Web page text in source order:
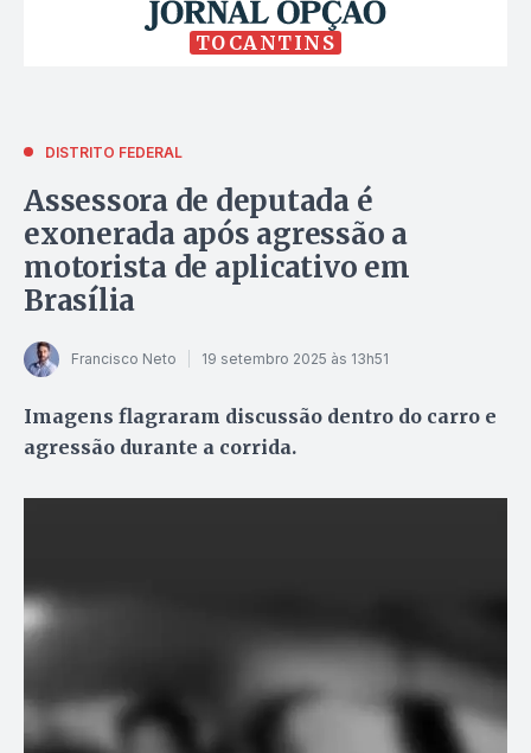
TOCANTINS
DISTRITO FEDERAL
Assessora de deputada é
exonerada após agressão a
motorista de aplicativo em
Brasília
Francisco Neto 19 setembro 2025 às 13h51
Imagens flagraram discussão dentro do carro e
agressão durante a corrida.